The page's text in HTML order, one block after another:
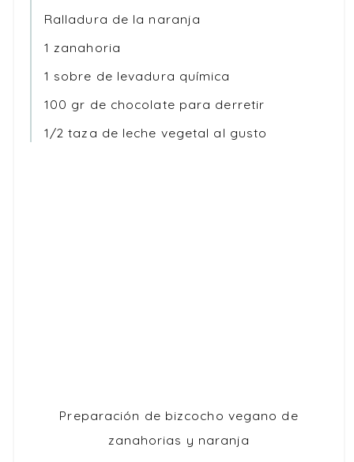
Ralladura de la naranja
1 zanahoria
1 sobre de levadura química
100 gr de chocolate para derretir
1/2 taza de leche vegetal al gusto
Preparación de bizcocho vegano de
zanahorias y naranja